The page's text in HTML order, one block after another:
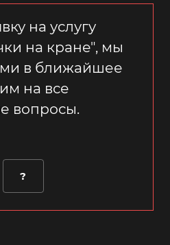
на услугу
на кране", мы
в ближайшее
на все
вопросы.
?